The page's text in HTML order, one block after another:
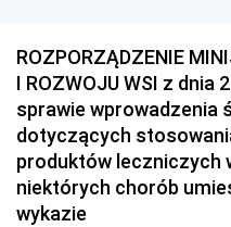
ROZPORZĄDZENIE
I ROZWOJU WSI z dnia
sprawie wprowadzenia
dotyczących
produktów leczniczych
niektórych chorób
wykazie